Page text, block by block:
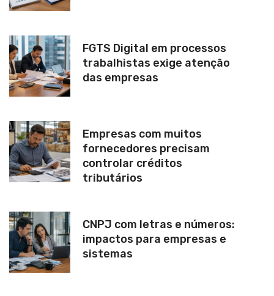
FGTS Digital em processos
trabalhistas exige atenção
das empresas
Empresas com muitos
fornecedores precisam
controlar créditos
tributários
CNPJ com letras e números:
impactos para empresas e
sistemas